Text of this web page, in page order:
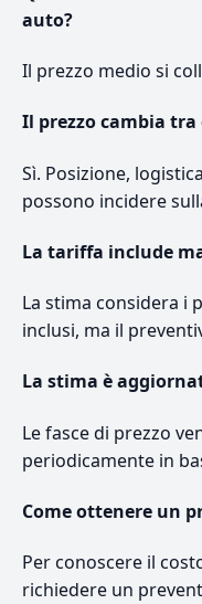
auto?
Il prezzo medio si
Il prezzo cambia
Sì. Posizione,
possono incidere
La tariffa include
La stima considera i
inclusi, ma il
La stima è
Le fasce di prezzo
periodicamente in
Come ottenere un
Per conoscere il
richiedere un